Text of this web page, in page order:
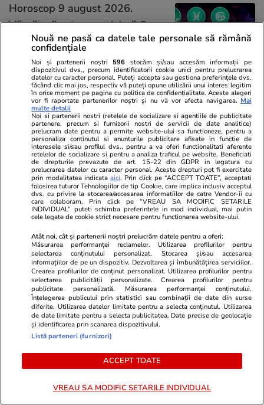
Horoscop 9 august 2026.
Vărsătorii este esențial să fie
atenți la felul în care se
exprimă față de oricine, în
special față de partenerul de
cuplu
Bani și Afaceri 03 aug.
Cine poate retrage banii din
contul unei persoane decedate
Lifestyle 06 aug.
30 de expresii în turcă esențiale
pentru vacanță: de la bazar la
plajă
Lifestyle 04 aug.
Nouă ne pasă ca datele tale personale să rămână
confidențiale
Noi și partenerii noștri 596 stocăm și/sau accesăm informații pe
dispozitivul dvs., precum identificatorii cookie unici pentru prelucrarea
datelor cu caracter personal. Puteți accepta sau gestiona preferințele dvs.
făcând clic mai jos, respectiv vă puteți opune utilizării unui interes legitim
în orice moment pe pagina cu politica de confidențialitate. Aceste alegeri
vor fi raportate partenerilor noștri și nu vă vor afecta navigarea. Mai
multe detalii
Noi si partenerii nostri (retelele de socializare si agentiile de publicitate
partenere, precum si furnizorii nostri de servicii de date analitice)
prelucram date pentru a permite website-ului sa functioneze, pentru a
personaliza continutul si anunturile publicitare afisate in functie de
interesele si/sau profilul dvs., pentru a va oferi functionalitati aferente
retelelor de socializare si pentru a analiza traficul pe website. Beneficiati
de drepturile prevazute de art. 15-22 din GDPR in legatura cu
prelucrarea datelor cu caracter personal. Aceste drepturi pot fi exercitate
prin modalitatea indicataaici. Prin click pe “ACCEPT TOATE”, acceptati
folosirea tuturor Tehnologiilor de tip Cookie, care implica inclusiv acceptul
dvs. cu privire la stocarea/accesarea informatiilor de catre Vendor-ii cu
care colaboram. Prin click pe “VREAU SA MODIFIC SETARILE
INDIVIDUAL” puteti schimba preferintele in mod individual, mai putin
cele legate de cookie strict necesare pentru functionarea website-ului.
Atât noi, cât și partenerii noștri prelucrăm datele pentru a oferi:
Măsurarea performanței reclamelor. Utilizarea profilurilor pentru
selectarea conținutului personalizat. Stocarea și/sau accesarea
informațiilor de pe un dispozitiv. Dezvoltarea și îmbunătățirea serviciilor.
Crearea profilurilor de conținut personalizat. Utilizarea profilurilor pentru
selectarea publicității personalizate. Crearea profilurilor pentru
publicitate personalizată. Măsurarea performanței conținutului.
Înțelegerea publicului prin statistici sau combinații de date din surse
diferite. Utilizarea datelor limitate pentru a selecta conținutul. Utilizarea
de date limitate pentru a selecta publicitatea. Date precise de geolocație
și identificarea prin scanarea dispozitivului.
Listă parteneri (furnizori)
ACCEPT TOATE
VREAU SA MODIFIC SETARILE INDIVIDUAL